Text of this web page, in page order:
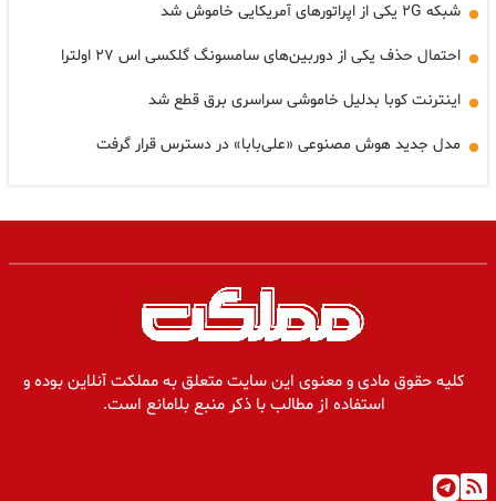
شبکه ۲G یکی از اپراتورهای آمریکایی خاموش شد
احتمال حذف یکی از دوربین‌های سامسونگ گلکسی اس ۲۷ اولترا
اینترنت کوبا بدلیل خاموشی سراسری برق قطع شد
مدل جدید هوش مصنوعی «علی‌بابا» در دسترس قرار گرفت
کلیه حقوق مادی و معنوی این سایت متعلق به مملکت آنلاین بوده و
استفاده از مطالب با ذکر منبع بلامانع است.